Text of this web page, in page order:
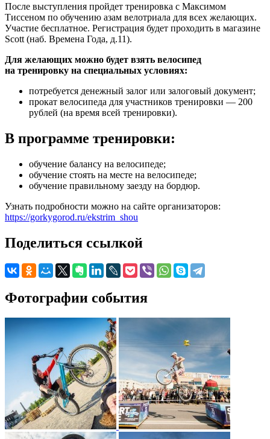
После выступления пройдет тренировка с Максимом
Тиссеном по обучению азам велотриала для всех желающих.
Участие бесплатное. Регистрация будет проходить в магазине
Scott (наб. Времена Года, д.11).
Для желающих можно будет взять велосипед
на тренировку на специальных условиях:
потребуется денежный залог или залоговый документ;
прокат велосипеда для участников тренировки — 200
рублей (на время всей тренировки).
В программе тренировки:
обучение балансу на велосипеде;
обучение стоять на месте на велосипеде;
обучение правильному заезду на бордюр.
Узнать подробности можно на сайте организаторов:
https://gorkygorod.ru/ekstrim_shou
Поделиться ссылкой
Фотографии события